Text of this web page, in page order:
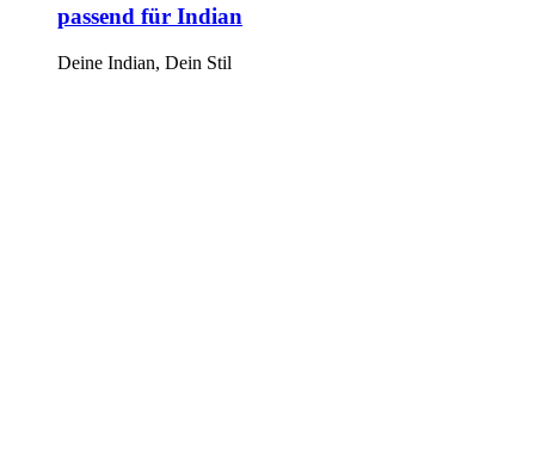
passend für Indian
Deine Indian, Dein Stil